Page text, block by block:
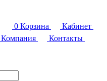
0 Корзина
Кабинет
Компания
Контакты